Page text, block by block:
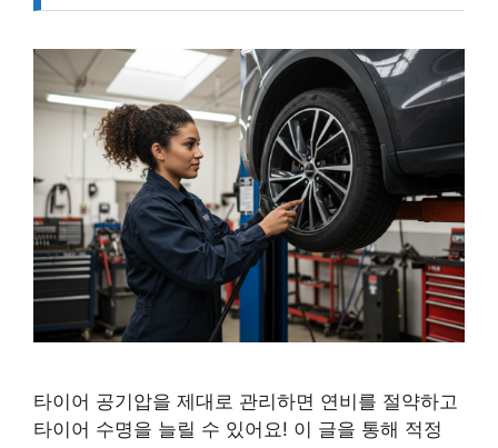
타이어 공기압을 제대로 관리하면 연비를 절약하고
타이어 수명을 늘릴 수 있어요! 이 글을 통해 적정